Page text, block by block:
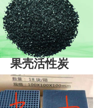
果壳活性炭